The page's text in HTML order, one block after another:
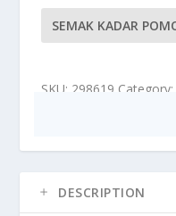
SEMAK KADAR
SKU: 298619 Category:
DESCRIPTION